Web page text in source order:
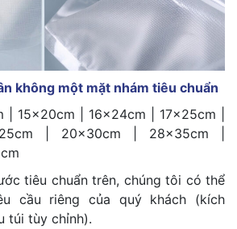
không một mặt nhám tiêu chuẩn
| 15×20cm | 16×24cm | 17×25cm |
| 20×30cm | 28×35cm |
tiêu chuẩn trên, chúng tôi có thể
cầu riêng của quý khách (kích
túi tùy chỉnh).